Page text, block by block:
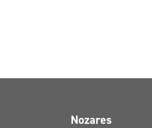
Nozares